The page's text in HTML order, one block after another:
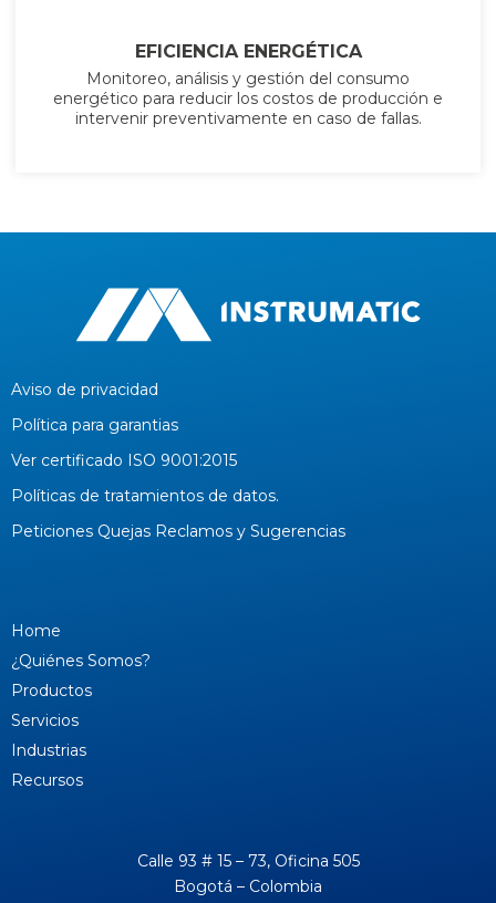
EFICIENCIA ENERGÉTICA
Monitoreo, análisis y gestión del consumo
energético para reducir los costos de producción e
intervenir preventivamente en caso de fallas.
Aviso de privacidad
Política para garantias
Ver certificado ISO 9001:2015
Políticas de tratamientos de datos.
Peticiones Quejas Reclamos y Sugerencias
Home
¿Quiénes Somos?
Productos
Servicios
Industrias
Recursos
Calle 93 # 15 – 73, Oficina 505
Bogotá – Colombia